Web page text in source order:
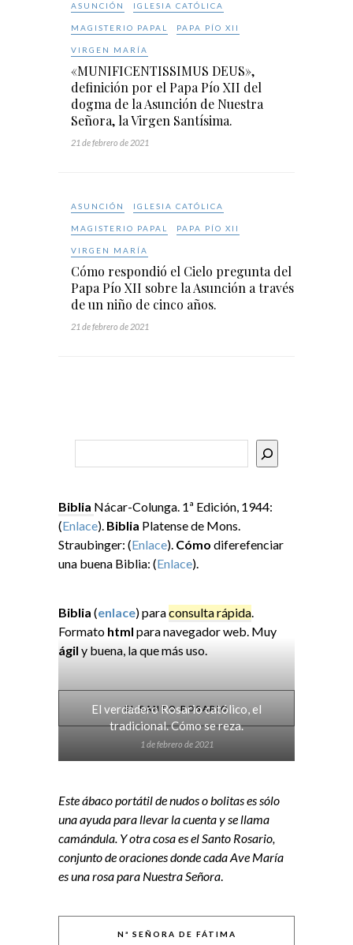
ASUNCIÓN IGLESIA CATÓLICA
MAGISTERIO PAPAL PAPA PÍO XII
VIRGEN MARÍA
«MUNIFICENTISSIMUS DEUS»,
definición por el Papa Pío XII del
dogma de la Asunción de Nuestra
Señora, la Virgen Santísima.
21 de febrero de 2021
ASUNCIÓN IGLESIA CATÓLICA
MAGISTERIO PAPAL PAPA PÍO XII
VIRGEN MARÍA
Cómo respondió el Cielo pregunta del
Papa Pío XII sobre la Asunción a través
de un niño de cinco años.
21 de febrero de 2021
Biblia Nácar-Colunga. 1ª Edición, 1944:
(Enlace). Biblia Platense de Mons.
Straubinger: (Enlace). Cómo diferefenciar
una buena Biblia: (Enlace).
Biblia (enlace) paraconsulta rápida.
Formato html para navegador web. Muy
ágily buena, la que más uso.
EL SANTO ROSARIO
El verdadero Rosario católico, el
tradicional. Cómo se reza.
1 de febrero de 2021
Este ábaco portátil de nudos o bolitas es sólo
una ayuda para llevar la cuenta y se llama
camándula. Y otra cosa es el Santo Rosario,
conjunto de oraciones donde cada Ave María
es una rosa para Nuestra Señora.
Nª SEÑORA DE FÁTIMA